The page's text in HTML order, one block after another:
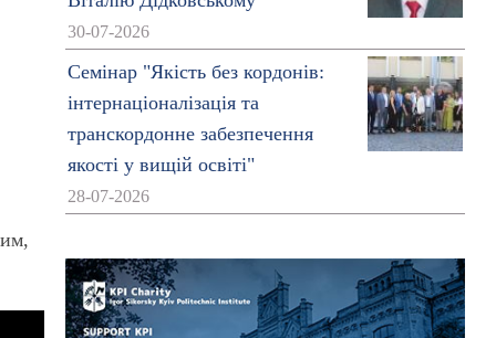
30-07-2026
Семінар "Якість без кордонів:
інтернаціоналізація та
транскордонне забезпечення
якості у вищій освіті"
28-07-2026